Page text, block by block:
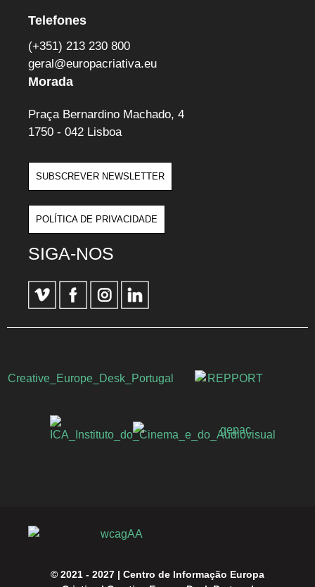
Telefones
(+351) 213 230 800
geral@europacriativa.eu
Morada
Praça Bernardino Machado, 4
1750 - 042 Lisboa
SUBSCREVER NEWSLETTER
POLÍTICA DE PRIVACIDADE
SIGA-NOS
© 2021 - 2027 | Centro de Informação Europa